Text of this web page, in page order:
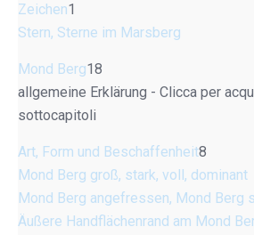
Zeichen1
Stern, Sterne im Marsberg
Mond Berg18
allgemeine Erklärung - Clicca per
sottocapitoli
Art, Form und Beschaffenheit8
Mond Berg groß, stark, voll, dominant
Mond Berg angefressen, Mond Berg
Äußere Handflächenrand am Mond